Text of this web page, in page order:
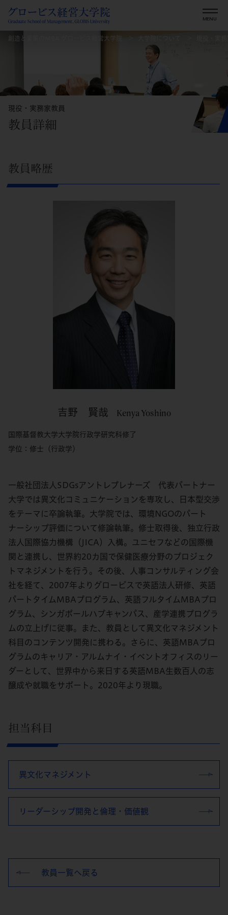
創造と変革のMBA グロービス経営大学院 大学院について
現役・実務家教員
教員詳細
教員略歴
吉野 賢哉 Kenya Yoshino
国際基督教大学大学院行政学研究科修了
学位：修士（行政学）
一般社団法人SDGsアントレプレナーズ 代表パートナー
大学では異文化コミュニケーションを専攻し、日本型交渉
をテーマに卒論執筆。大学院では、環境NGOのパート
ナーシップ評価について修論執筆。修士取得後、独立行政
法人国際協力機構（JICA）入構。ユニセフなどの国際機
関と連携し、世界約20カ国で保健医療分野のプロジェク
トマネジメントを行う。その後、人事コンサルティング会
社を経て、2007年よりグロービスで英語法人研修、英語
パートタイムMBAプログラム、英語フルタイムMBAプロ
グラム、シンガポールハブキャンパス、産学連携プログラ
ムの立上げに従事。また、教員として異文化マネジメント
科目のコンテンツ開発に携わる。さらに、英語MBAプロ
グラムのキャリア・アルムナイ・イベントオフィスのリー
ダーとして、世界中から来日する英語MBA生数百人の志
醸成や就職をサポート。2020年より現職。
担当科目
異文化マネジメント
リーダーシップ開発と倫理・価値観
教員一覧へ戻る